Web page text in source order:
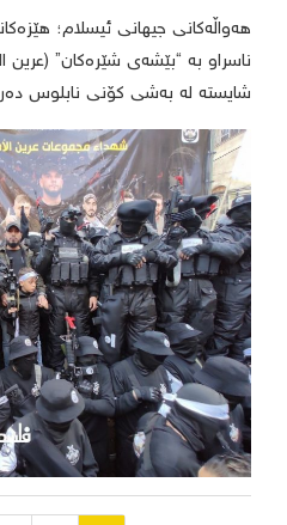
هەواڵەکانی جیهانی ئیسلام؛
ناسراو بە “بێشەی شێرەکان”
شایستە لە بەشی کۆنی نابلوس